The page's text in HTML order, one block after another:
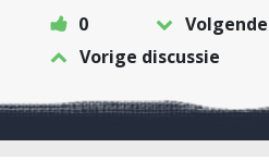
0
Vorige discussie